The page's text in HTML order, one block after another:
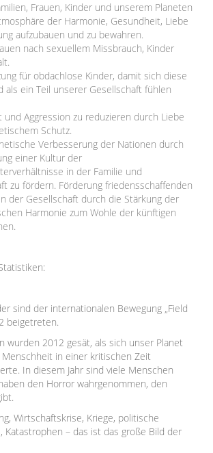
Frauen, Kinder und unserem Planeten
der Harmonie, Gesundheit, Liebe
aufzubauen und zu bewahren.
nach sexuellem Missbrauch, Kinder
für obdachlose Kinder, damit sich diese
als ein Teil unserer Gesellschaft fühlen
und Aggression zu reduzieren durch Liebe
Schutz.
Verbesserung der Nationen durch
einer Kultur der
in der Familie und
zu fördern. Förderung friedensschaffenden
der Gesellschaft durch die Stärkung der
Harmonie zum Wohle der künftigen
sind der internationalen Bewegung „Field
beigetreten.
wurden 2012 gesät, als sich unser Planet
in einer kritischen Zeit
In diesem Jahr sind viele Menschen
den Horror wahrgenommen, den
Wirtschaftskrise, Kriege, politische
Katastrophen – das ist das große Bild der